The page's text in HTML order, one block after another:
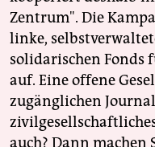
Zentrum". Die
linke,
solidarischen Fonds
auf. Eine offene
zugänglichen
auch? Dann machen